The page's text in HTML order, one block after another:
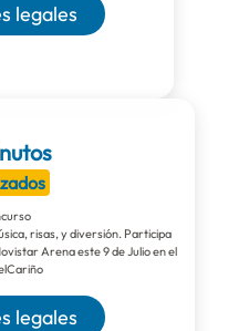
legales
risas, y diversión. Participa
Arena este 9 de Julio en el
legales